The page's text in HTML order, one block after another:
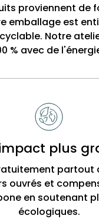
proviennent de
emballage est
Notre
% avec de
plus
partout
ouvrés et
en soutenant
écologiques.